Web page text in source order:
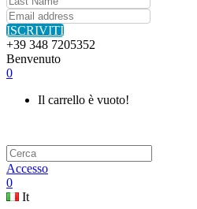
ISCRIVITI
+39 348 7205352
Benvenuto
0
Il carrello è vuoto!
Accesso
0
It